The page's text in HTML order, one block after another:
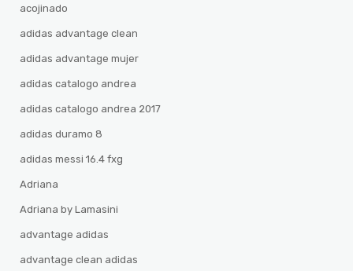
acojinado
adidas advantage clean
adidas advantage mujer
adidas catalogo andrea
adidas catalogo andrea 2017
adidas duramo 8
adidas messi 16.4 fxg
Adriana
Adriana by Lamasini
advantage adidas
advantage clean adidas